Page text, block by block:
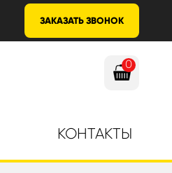
ЗАКАЗАТЬ ЗВОНОК
0
КОНТАКТЫ